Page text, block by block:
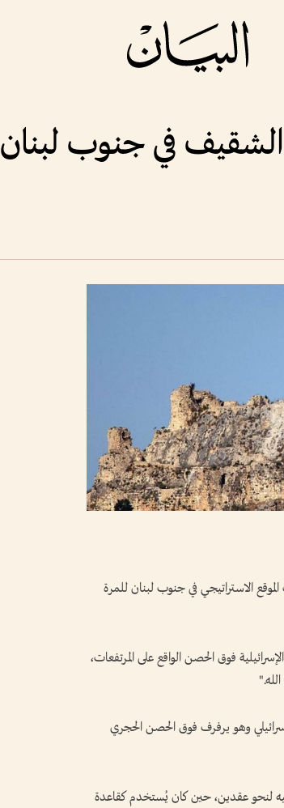
في جنوب لبنان
الاستراتيجي في جنوب لبنان للمرة
فوق الحصن الواقع على المرتفعات،
وهو يرفرف فوق الحصن الحجري
عام 2000 بعد أن سيطرت عليه لنحو عقدين، حين كان يُستخدم كقاعدة